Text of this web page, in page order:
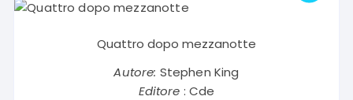
Quattro dopo mezzanotte
Autore: Stephen King
Editore : Cde